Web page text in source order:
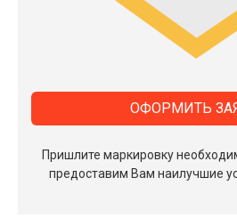
Пришлите маркировку
предоставим Вам наилучшие
ОФОРМИТЬ